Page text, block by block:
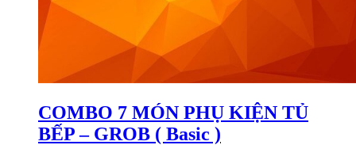
COMBO 7 MÓN PHỤ KIỆN TỦ
BẾP – GROB ( Basic )